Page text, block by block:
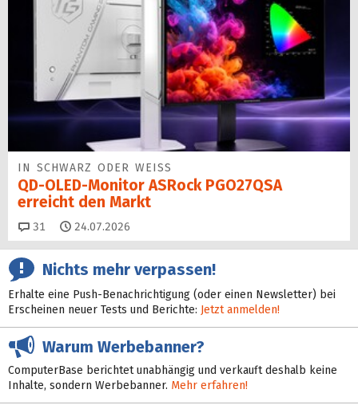
IN SCHWARZ ODER WEISS
QD-OLED-Monitor ASRock PGO27QSA
erreicht den Markt
31 Kommentare
24.07.2026
Nichts mehr verpassen!
Erhalte eine Push-Benachrichtigung (oder einen Newsletter) bei
Erscheinen neuer Tests und Berichte: Jetzt anmelden!
Warum Werbebanner?
ComputerBase berichtet unabhängig und verkauft deshalb keine
Inhalte, sondern Werbebanner. Mehr erfahren!